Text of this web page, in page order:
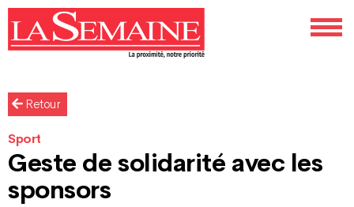
Retour
Sport
Geste de solidarité avec les
sponsors